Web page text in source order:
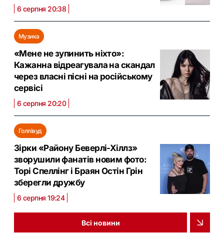
6 серпня 20:38
Музика
«Мене не зупинить ніхто»:
Кажанна відреагувала на скандал
через власні пісні на російському
сервісі
6 серпня 20:20
Голлівуд
Зірки «Району Беверлі-Хіллз»
зворушили фанатів новим фото:
Торі Спеллінг і Браян Остін Грін
зберегли дружбу
6 серпня 19:24
Всі новини